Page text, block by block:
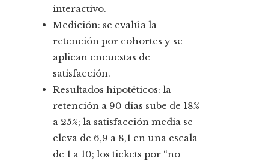
interactivo.
Medición: se evalúa la
retención por cohortes y se
aplican encuestas de
satisfacción.
Resultados hipotéticos: la
retención a 90 días sube de 18%
a 25%; la satisfacción media se
eleva de 6,9 a 8,1 en una escala
de 1 a 10; los tickets por “no